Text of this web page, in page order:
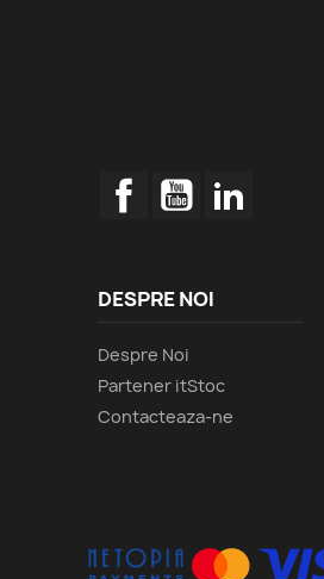
FacebookYouTube
DESPRE NOI
Despre Noi
Partener itStoc
Contacteaza-ne